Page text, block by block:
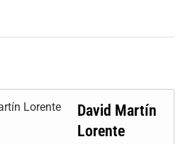
David Martín
Lorente